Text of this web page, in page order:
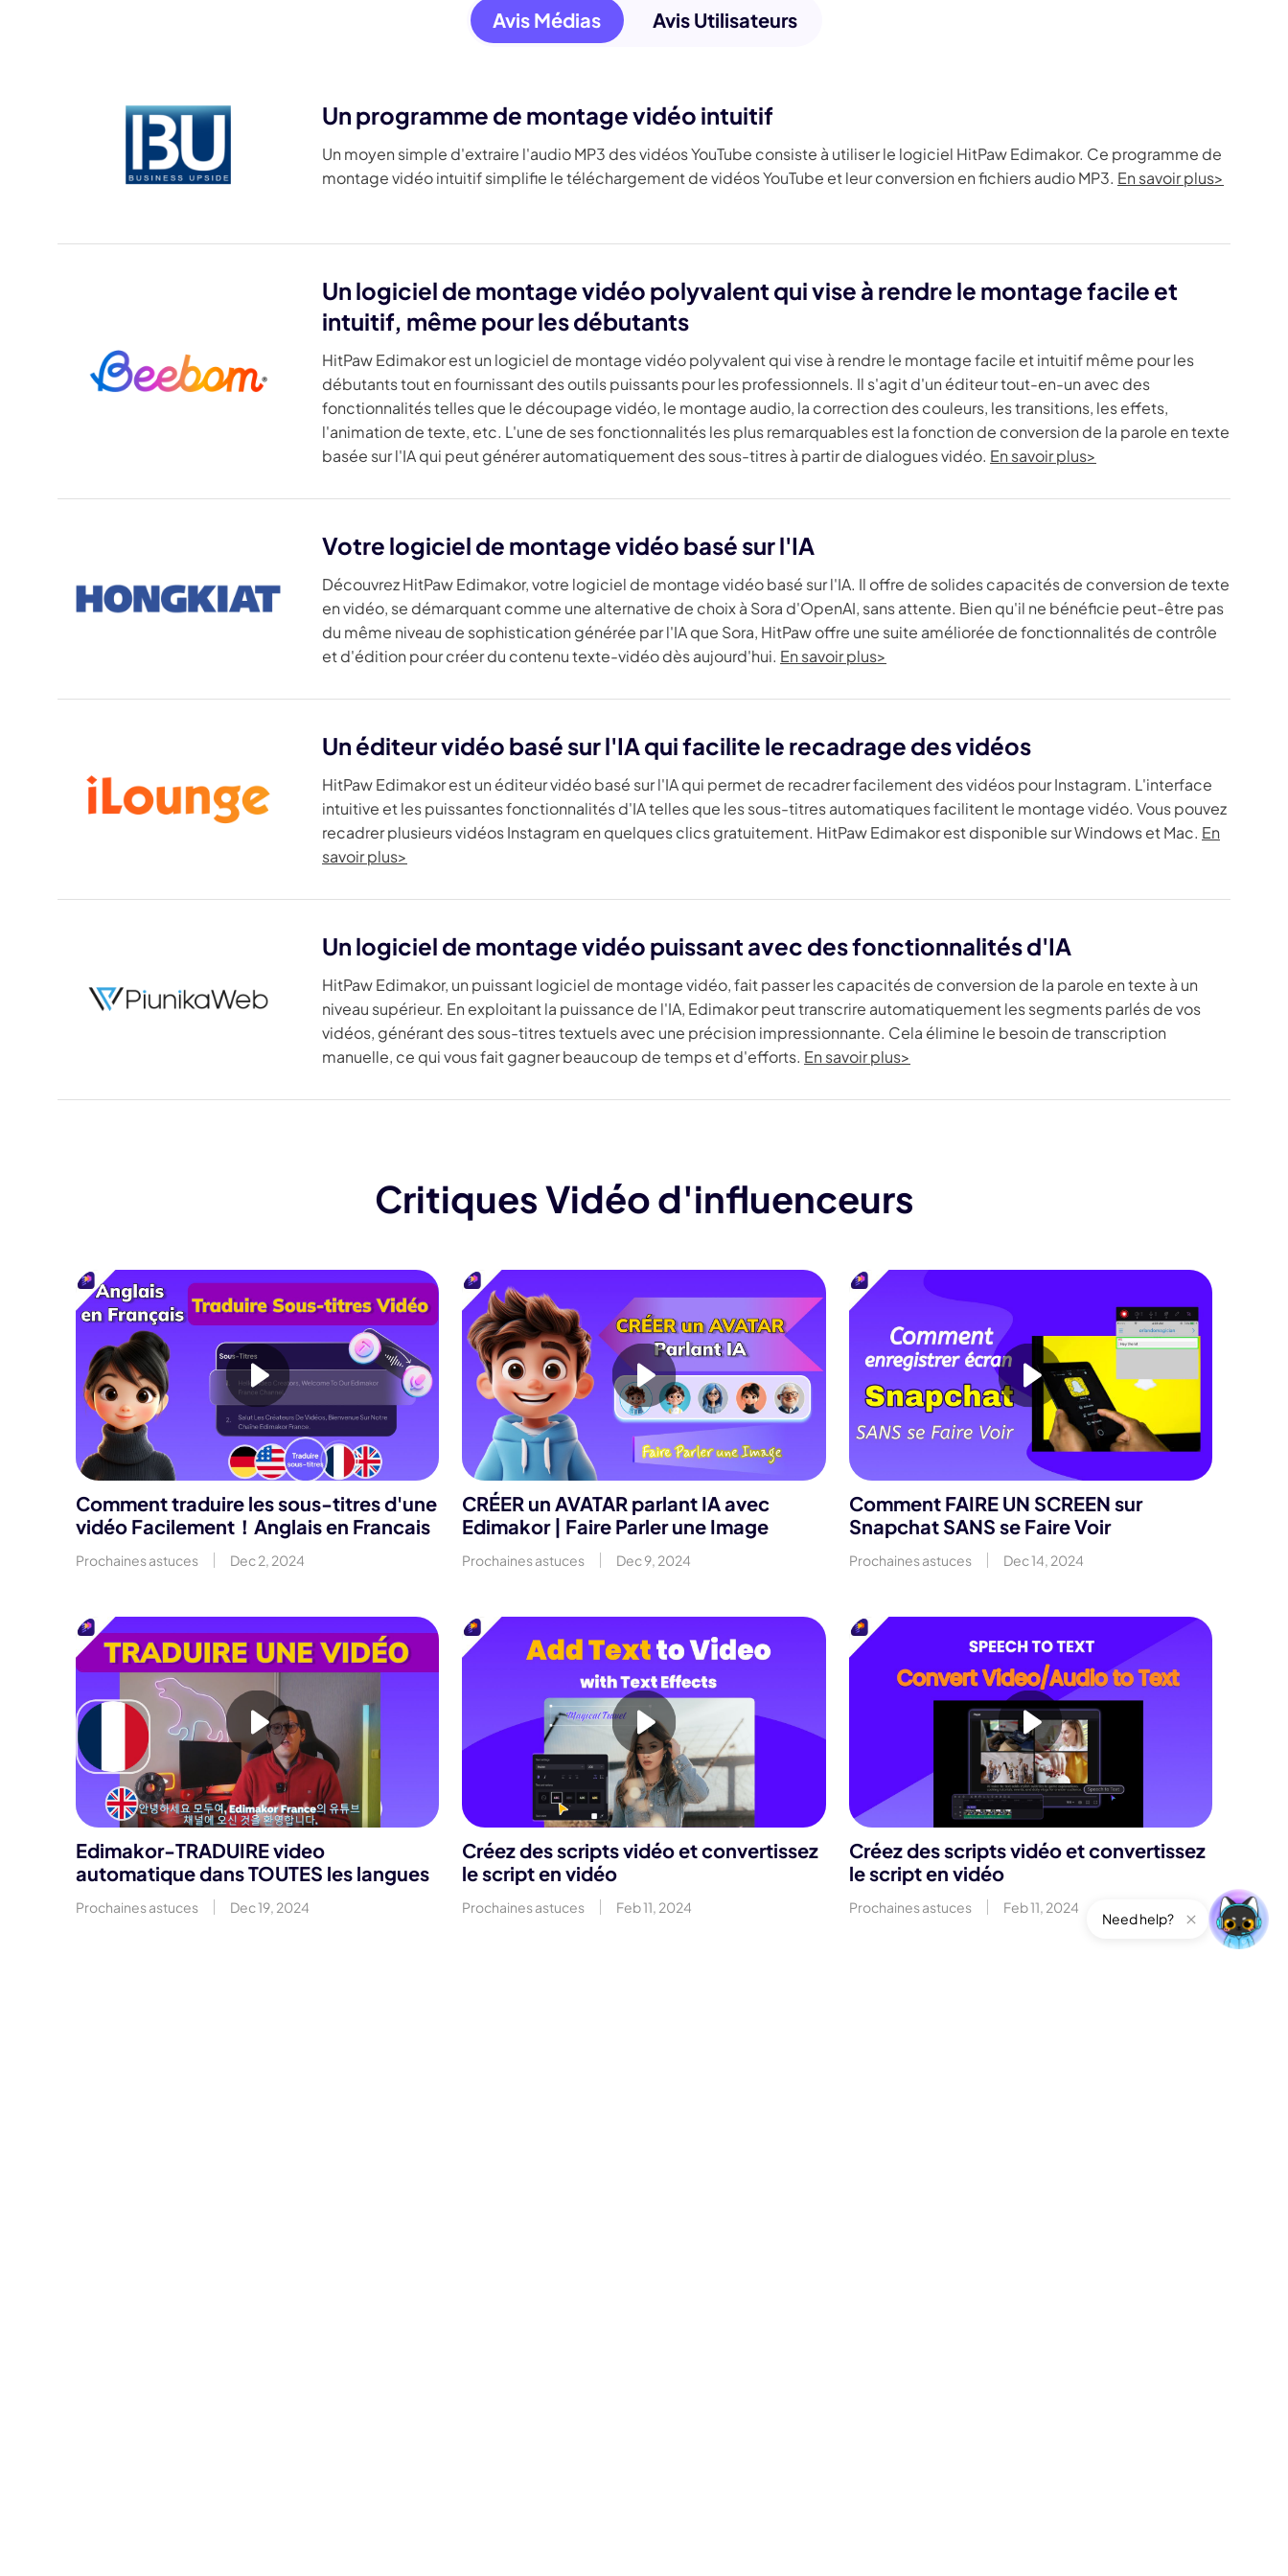
Avis Médias Avis Utilisateurs
Un programme de montage vidéo intuitif
Un moyen simple d'extraire l'audio MP3 des vidéos YouTube consiste à utiliser le logiciel HitPaw Edimakor. Ce programme de
montage vidéo intuitif simplifie le téléchargement de vidéos YouTube et leur conversion en fichiers audio MP3. En savoir plus>
Un logiciel de montage vidéo polyvalent qui vise à rendre le montage facile et
intuitif, même pour les débutants
HitPaw Edimakor est un logiciel de montage vidéo polyvalent qui vise à rendre le montage facile et intuitif même pour les
débutants tout en fournissant des outils puissants pour les professionnels. Il s'agit d'un éditeur tout-en-un avec des
fonctionnalités telles que le découpage vidéo, le montage audio, la correction des couleurs, les transitions, les effets,
l'animation de texte, etc. L'une de ses fonctionnalités les plus remarquables est la fonction de conversion de la parole en texte
basée sur l'IA qui peut générer automatiquement des sous-titres à partir de dialogues vidéo. En savoir plus>
Votre logiciel de montage vidéo basé sur l'IA
Découvrez HitPaw Edimakor, votre logiciel de montage vidéo basé sur l'IA. Il offre de solides capacités de conversion de texte
en vidéo, se démarquant comme une alternative de choix à Sora d'OpenAI, sans attente. Bien qu'il ne bénéficie peut-être pas
du même niveau de sophistication générée par l'IA que Sora, HitPaw offre une suite améliorée de fonctionnalités de contrôle
et d'édition pour créer du contenu texte-vidéo dès aujourd'hui. En savoir plus>
Un éditeur vidéo basé sur l'IA qui facilite le recadrage des vidéos
HitPaw Edimakor est un éditeur vidéo basé sur l'IA qui permet de recadrer facilement des vidéos pour Instagram. L'interface
intuitive et les puissantes fonctionnalités d'IA telles que les sous-titres automatiques facilitent le montage vidéo. Vous pouvez
recadrer plusieurs vidéos Instagram en quelques clics gratuitement. HitPaw Edimakor est disponible sur Windows et Mac. En
savoir plus>
Un logiciel de montage vidéo puissant avec des fonctionnalités d'IA
HitPaw Edimakor, un puissant logiciel de montage vidéo, fait passer les capacités de conversion de la parole en texte à un
niveau supérieur. En exploitant la puissance de l'IA, Edimakor peut transcrire automatiquement les segments parlés de vos
vidéos, générant des sous-titres textuels avec une précision impressionnante. Cela élimine le besoin de transcription
manuelle, ce qui vous fait gagner beaucoup de temps et d'efforts. En savoir plus>
Critiques Vidéo d'influenceurs
Comment traduire les sous-titres d'une
vidéo Facilement！Anglais en Francais
Prochaines astuces Dec 2, 2024
CRÉER un AVATAR parlant IA avec
Edimakor | Faire Parler une Image
Prochaines astuces Dec 9, 2024
Comment FAIRE UN SCREEN sur
Snapchat SANS se Faire Voir
Prochaines astuces Dec 14, 2024
Edimakor-TRADUIRE video
automatique dans TOUTES les langues
Prochaines astuces Dec 19, 2024
Créez des scripts vidéo et convertissez
le script en vidéo
Prochaines astuces Feb 11, 2024
Créez des scripts vidéo et convertissez
le script en vidéo
Prochaines astuces Feb 11, 2024
Need help?